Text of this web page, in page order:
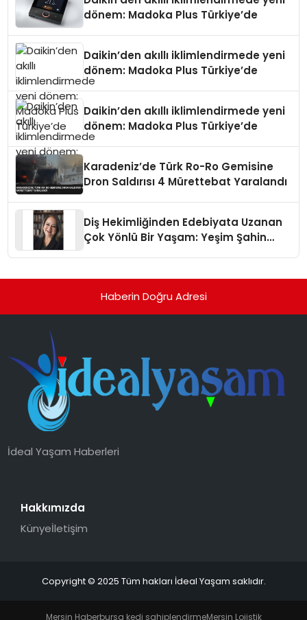
dönem: Madoka Plus Türkiye’de
Daikin’den akıllı iklimlendirmede yeni
dönem: Madoka Plus Türkiye’de
Daikin’den akıllı iklimlendirmede yeni
dönem: Madoka Plus Türkiye’de
Karadeniz’de Türk Ro-Ro Gemisine
Dron Saldırısı 4 Mürettebat Yaralandı
Diş Hekimliğinden Edebiyata Uzanan
Çok Yönlü Bir Yaşam: Yeşim Şahin
Haberin Doğru Adresi
İdeal Yaşam Haberleri
Hakkımızda
Künyeİletişim
Copyright © 2025 Tüm hakları İdeal Yaşam saklıdır.
Mersin Haberbursa kedi sahiplendirmeMersin Lojistik